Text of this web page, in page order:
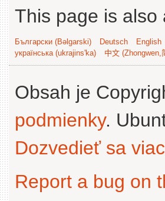
This page is also
Български (Bəlgarski) Deutsch English
українська (ukrajins'ka)
中文 (Zhongwen,
Obsah je
podmienky.
Dozvedieť sa
Report a bug on